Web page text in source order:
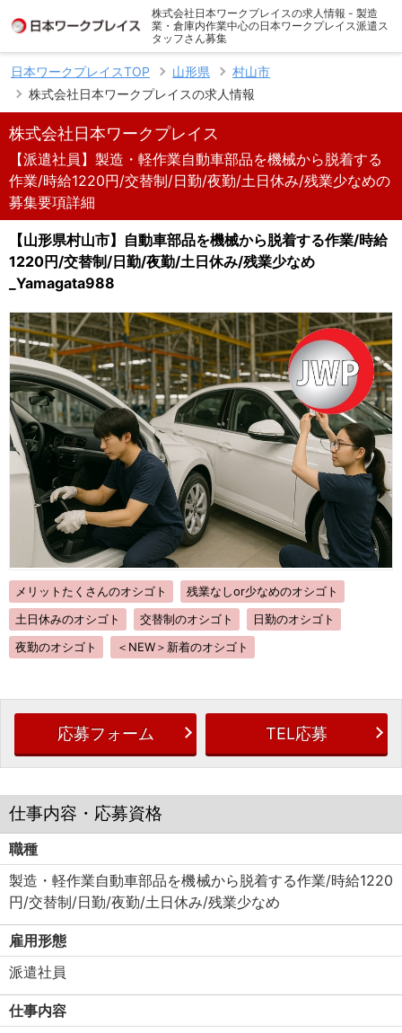
株式会社日本ワークプレイスの求人情報 - 製造
業・倉庫内作業中心の日本ワークプレイス派遣ス
タッフさん募集
日本ワークプレイスTOP 山形県
村山市
株式会社日本ワークプレイスの求人情報
株式会社日本ワークプレイス
【派遣社員】製造・軽作業自動車部品を機械から脱着する
作業/時給1220円/交替制/日勤/夜勤/土日休み/残業少なめの
募集要項詳細
【山形県村山市】自動車部品を機械から脱着する作業/時給
1220円/交替制/日勤/夜勤/土日休み/残業少なめ
_Yamagata988
メリットたくさんのオシゴト
残業なしor少なめのオシゴト
土日休みのオシゴト
交替制のオシゴト
日勤のオシゴト
夜勤のオシゴト
＜NEW＞新着のオシゴト
応募フォーム TEL応募
仕事内容・応募資格
職種
製造・軽作業自動車部品を機械から脱着する作業/時給1220
円/交替制/日勤/夜勤/土日休み/残業少なめ
雇用形態
派遣社員
仕事内容